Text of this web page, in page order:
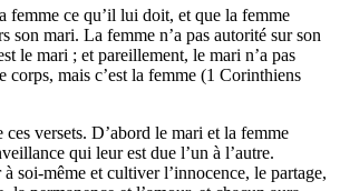
femme ce qu’il lui doit, et que la femme
son mari. La femme n’a pas autorité sur son
le mari ; et pareillement, le mari n’a pas
corps, mais c’est la femme (1 Corinthiens
versets. D’abord le mari et la femme
qui leur est due l’un à l’autre.
soi-même et cultiver l’innocence, le partage,